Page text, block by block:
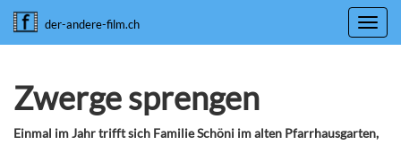
der-andere-film.ch
Zwerge sprengen
Einmal im Jahr trifft sich Familie Schöni im alten Pfarrhausgarten,